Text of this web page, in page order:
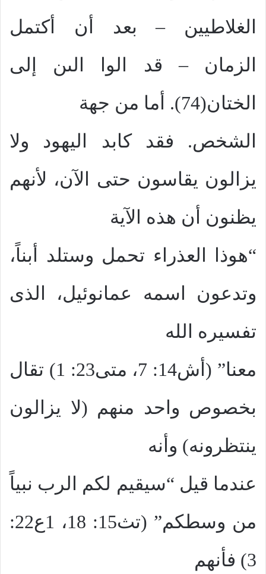
الغلاطيين – بعد أن أكتمل
الزمان – قد الوا الىن إلى
الختان(74). أما من جهة
الشخص. فقد كابد اليهود ولا
يزالون يقاسون حتى الآن، لأنهم
يظنون أن هذه الآية
“هوذا العذراء تحمل وستلد أبناً،
وتدعون اسمه عمانوئيل، الذى
تفسيره الله
معنا” (أش14: 7، متى23: 1) تقال
بخصوص واحد منهم (لا يزالون
ينتظرونه) وأنه
عندما قيل “سيقيم لكم الرب نبياً
من وسطكم” (تث15: 18، 1ع22:
3) فأنهم